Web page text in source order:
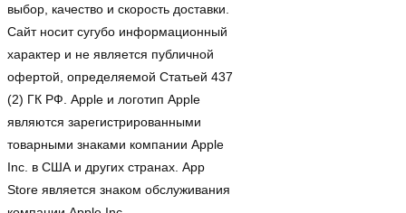
выбор, качество и скорость доставки.
Сайт носит сугубо информационный
характер и не является публичной
офертой, определяемой Статьей 437
(2) ГК РФ. Apple и логотип Apple
являются зарегистрированными
товарными знаками компании Apple
Inc. в США и других странах. App
Store является знаком обслуживания